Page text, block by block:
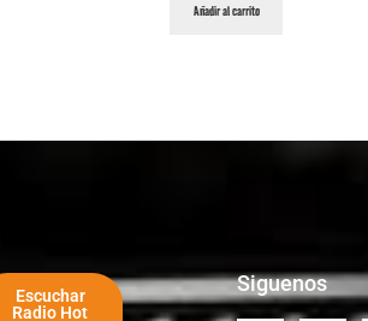
Añadir al carrito
Escuchar
Radio Hot
Siguenos